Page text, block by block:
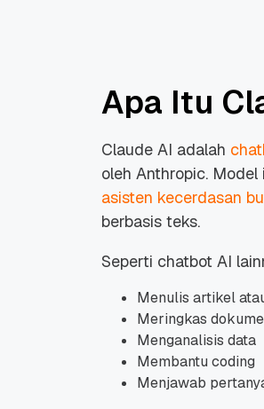
Apa Itu
Claude AI adalah
oleh Anthropic.
asisten kecerdasan
berbasis teks.
Seperti chatbot AI
Menulis artikel
Meringkas
Menganalisis data
Membantu coding
Menjawab